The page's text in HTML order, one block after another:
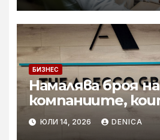
БИЗНЕС
Намалява броя на
компаниите,
готови за
внедряване на AI
ЮЛИ 14, 2026 DENICA